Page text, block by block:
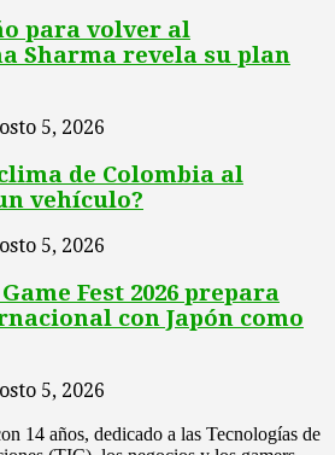
para volver al
Sharma revela su plan
5, 2026
de Colombia al
vehículo?
5, 2026
Fest 2026 prepara
con Japón como
5, 2026
14 años, dedicado a las Tecnologías de